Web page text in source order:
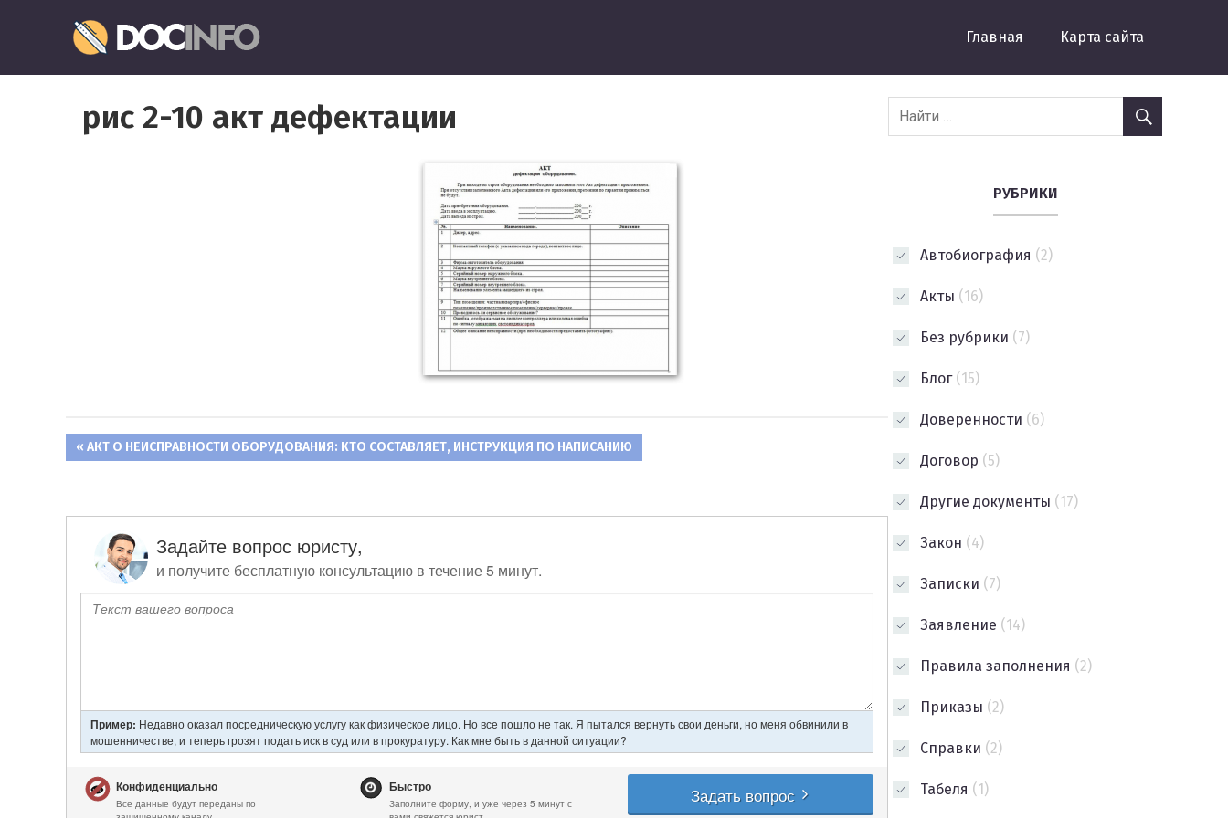
к
заполнение
Главная Карта сайта
рис 2-10 акт дефектации
Навигация
записям
ПРЕДЫДУЩАЯ
АКТ О НЕИСПРАВНОСТИ ОБОРУДОВАНИЯ: КТО СОСТАВЛЯЕТ, ИНСТРУКЦИЯ ПО НАПИСАНИЮ
РУБРИКИ
Автобиография (2)
Акты (16)
Без рубрики (7)
Блог(15)
Доверенности (6)
Договор (5)
Другие документы (17)
Закон (4)
Записки (7)
Заявление (14)
Правила заполнения (2)
Приказы (2)
Справки (2)
Табеля (1)